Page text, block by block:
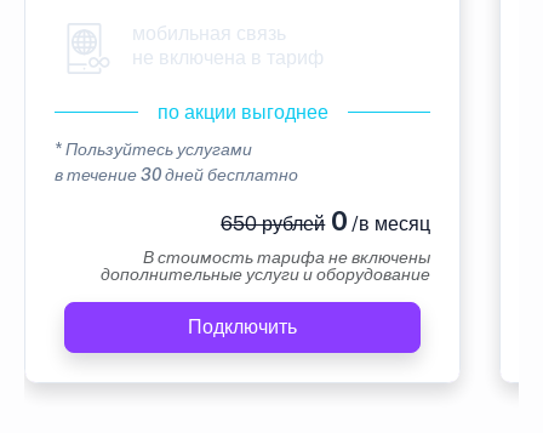
мобильная связь
не включена в тариф
по акции выгоднее
* Пользуйтесь услугами
в течение 30 дней бесплатно
650 рублей0 /в месяц
В стоимость тарифа не включены
дополнительные услуги и оборудование
Подключить